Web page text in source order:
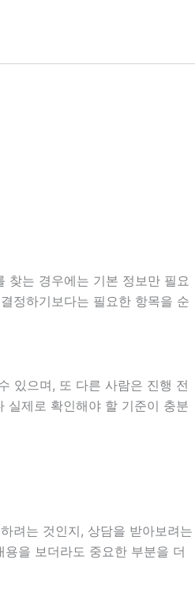
찾는 경우에는 기본 정보만 필요
정하기보다는 필요한 항목을 순
있으며, 또 다른 사람은 진행 전
실제로 확인해야 할 기준이 충분
려는 것인지, 상담을 받아보려는
을 보더라도 중요한 부분을 더